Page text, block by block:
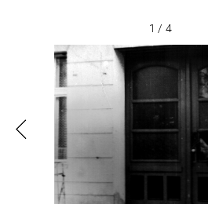
1 / 4